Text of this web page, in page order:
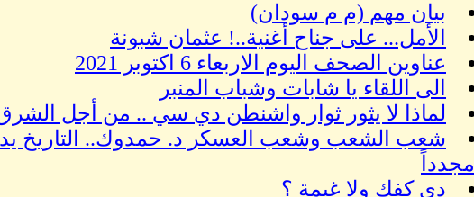
بيان مهم (م م سودان)
الأمل... على جناح أغنية..! عثمان شبونة
عناوين الصحف اليوم الاربعاء 6 اكتوبر 2021
الى اللقاء يا شابات وشباب المنبر
لماذا لا يثور ثوار واشنطن دي سي .. من أجل
شعب الشعب وشعب العسكر د. حمدوك.. التاريخ يدق
مجدداً
دي كفك ولا غيمة ؟